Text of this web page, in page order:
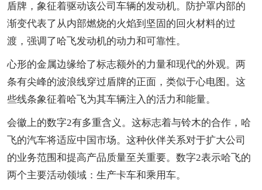
盾牌，象征着驱动该公司车辆的发动机。防护罩内部的
渐变代表了从内部燃烧的火焰到坚固的回火材料的过
渡，强调了哈飞发动机的动力和可靠性。
心形的金属边缘给了标志额外的力量和现代的外观。两
条有尖峰的波浪线穿过盾牌的正面，类似于心电图。这
些线条象征着哈飞为其车辆注入的活力和能量。
会徽上的数字2有多重含义。这标志着与铃木的合作，哈
飞的汽车将适应中国市场。这种伙伴关系对于扩大公司
的业务范围和提高产品质量至关重要。数字2表示哈飞的
两个主要活动领域：生产卡车和乘用车。